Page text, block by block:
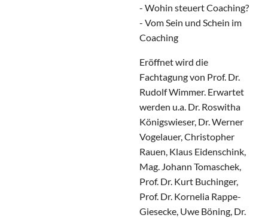
- Wohin steuert Coaching?
- Vom Sein und Schein im
Coaching
Eröffnet wird die
Fachtagung von Prof. Dr.
Rudolf Wimmer. Erwartet
werden u.a. Dr. Roswitha
Königswieser, Dr. Werner
Vogelauer, Christopher
Rauen, Klaus Eidenschink,
Mag. Johann Tomaschek,
Prof. Dr. Kurt Buchinger,
Prof. Dr. Kornelia Rappe-
Giesecke, Uwe Böning, Dr.